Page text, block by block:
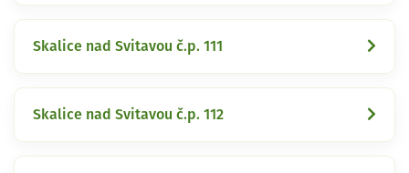
Skalice nad Svitavou č.p. 111
Skalice nad Svitavou č.p. 112